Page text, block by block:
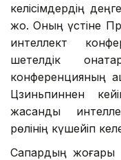
келісімдердің
жоқ. Оның үстіне
интеллект
шетелдік
конференцияның
Цзиньпиннен
жасанды
рөлінің күшейіп
Сапардың жоғары